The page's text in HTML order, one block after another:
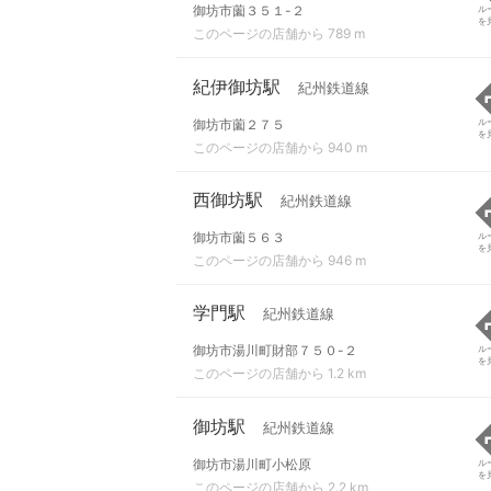
御坊市薗３５１-２
このページの店舗から 789 m
ル
を
紀伊御坊駅 紀州鉄道線
御坊市薗２７５
このページの店舗から 940 m
ル
を
西御坊駅 紀州鉄道線
御坊市薗５６３
このページの店舗から 946 m
ル
を
学門駅 紀州鉄道線
御坊市湯川町財部７５０-２
このページの店舗から 1.2 km
ル
を
御坊駅 紀州鉄道線
御坊市湯川町小松原
このページの店舗から 2.2 km
ル
を